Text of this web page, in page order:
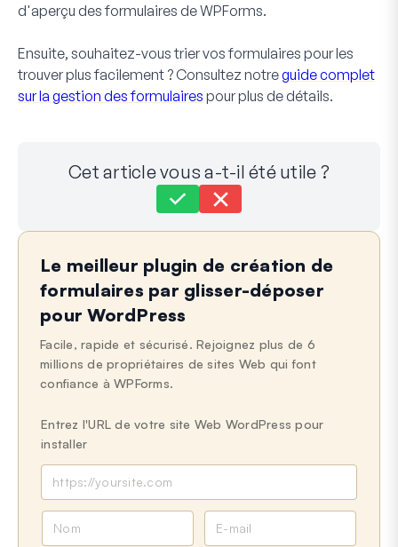
d'aperçu des formulaires de WPForms.
Ensuite, souhaitez-vous trier vos formulaires pour les
trouver plus facilement ? Consultez notreguide complet
sur la gestion des formulaires pour plus de détails.
Cet article vous a-t-il été utile ?
Toujours bloqué ?
Comment pouvons-nous vous aider ?
Dernière mise à jour le 21 mai 2024
Le meilleur plugin de création de
formulaires par glisser-déposer
pour WordPress
Facile, rapide et sécurisé. Rejoignez plus de 6
millions de propriétaires de sites Web qui font
confiance à WPForms.
Entrez l'URL de votre site Web WordPress pour
installer